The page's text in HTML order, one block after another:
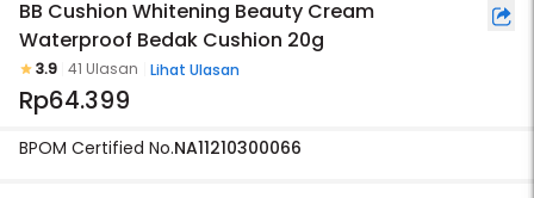
BB Cushion Whitening Beauty Cream
Waterproof Bedak Cushion 20g
3.9 41 Ulasan Lihat Ulasan
Rp64.399
BPOM Certified No.NA11210300066